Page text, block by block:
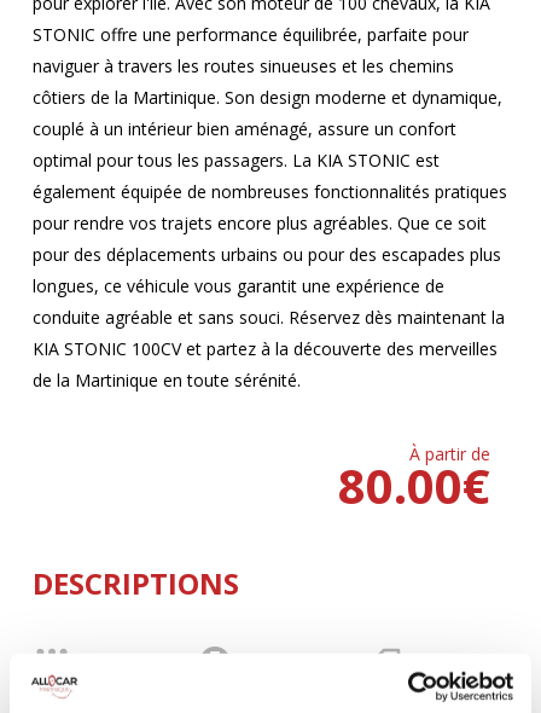
STONIC offre une performance équilibrée, parfaite pour
naviguer à travers les routes sinueuses et les chemins
côtiers de la Martinique. Son design moderne et dynamique,
couplé à un intérieur bien aménagé, assure un confort
optimal pour tous les passagers. La KIA STONIC est
également équipée de nombreuses fonctionnalités pratiques
pour rendre vos trajets encore plus agréables. Que ce soit
pour des déplacements urbains ou pour des escapades plus
longues, ce véhicule vous garantit une expérience de
conduite agréable et sans souci. Réservez dès maintenant la
KIA STONIC 100CV et partez à la découverte des merveilles
de la Martinique en toute sérénité.
À partir de
€
80.00
DESCRIPTIONS
100 CV